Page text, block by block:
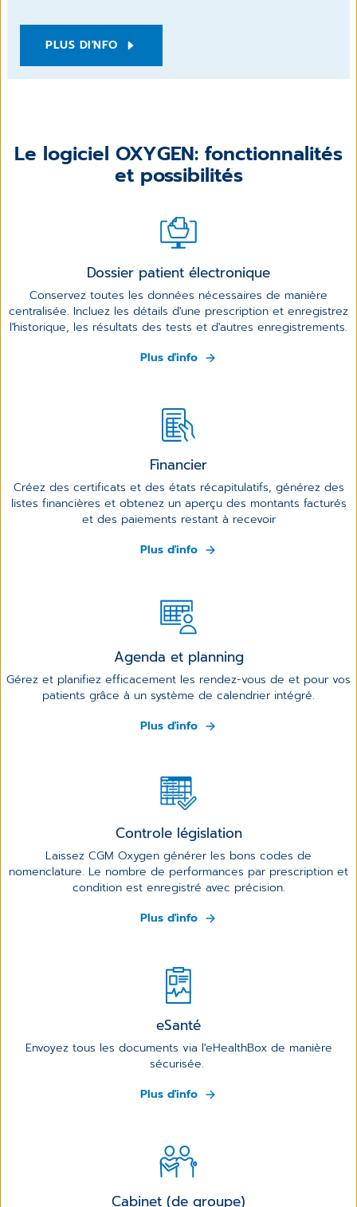
PLUS DI'NFO
Le logiciel OXYGEN: fonctionnalités
et possibilités
Dossier patient électronique
Conservez toutes les données nécessaires de manière
centralisée. Incluez les détails d'une prescription et enregistrez
l'historique, les résultats des tests et d'autres enregistrements.
Plus d'info
Financier
Créez des certificats et des états récapitulatifs, générez des
listes financières et obtenez un aperçu des montants facturés
et des paiements restant à recevoir
Plus d'info
Agenda et planning
Gérez et planifiez efficacement les rendez-vous de et pour vos
patients grâce à un système de calendrier intégré.
Plus d'info
Controle législation
Laissez CGM Oxygen générer les bons codes de
nomenclature. Le nombre de performances par prescription et
condition est enregistré avec précision.
Plus d'info
eSanté
Envoyez tous les documents via l'eHealthBox de manière
sécurisée.
Plus d'info
Cabinet (de groupe)